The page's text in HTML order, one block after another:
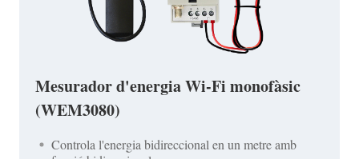
Mesurador d'energia Wi-Fi monofàsic
(WEM3080)
Controla l'energia bidireccional en un metre amb